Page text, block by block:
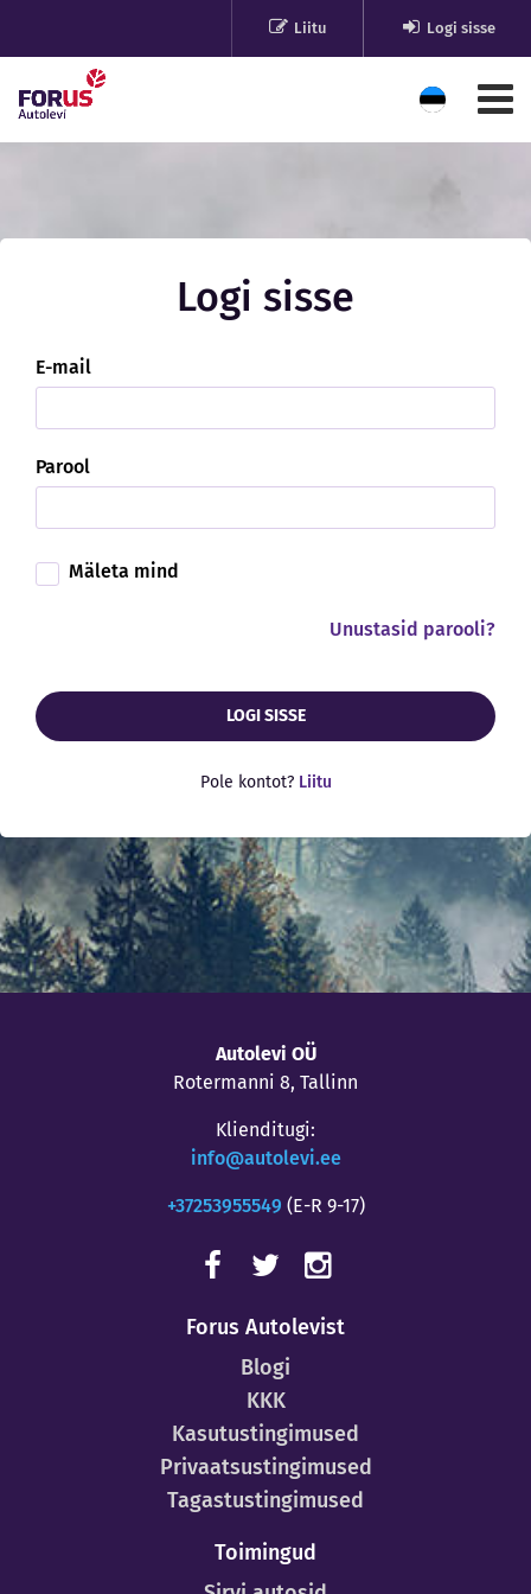
Liitu Logi sisse
Logi sisse
E-mail
Parool
Mäleta mind
Unustasid parooli?
LOGI SISSE
Pole kontot? Liitu
Autolevi OÜ
Rotermanni 8, Tallinn
Klienditugi:
info@autolevi.ee
+37253955549 (E-R 9-17)
Forus Autolevist
Blogi
KKK
Kasutustingimused
Privaatsustingimused
Tagastustingimused
Toimingud